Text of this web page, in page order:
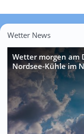
Wetter News
Wetter morgen am
Nordsee-Kühle im